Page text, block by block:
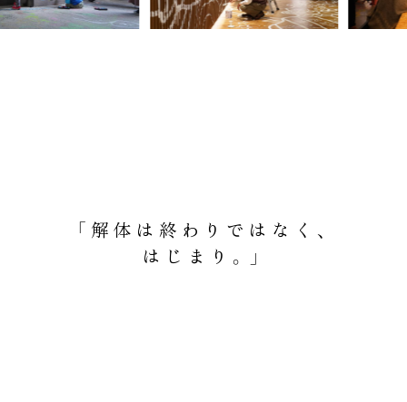
「解体は終わりではなく、
はじまり。」